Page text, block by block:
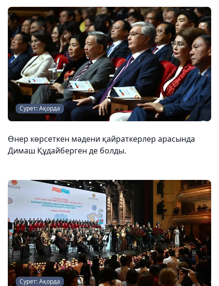
Сурет: Ақорда
Өнер көрсеткен мәдени қайраткерлер арасында
Димаш Құдайберген де болды.
Сурет: Ақорда